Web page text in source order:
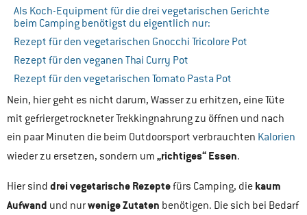
Als Koch-Equipment für die drei vegetarischen Gerichte
beim Camping benötigst du eigentlich nur:
Rezept für den vegetarischen Gnocchi Tricolore Pot
Rezept für den veganen Thai Curry Pot
Rezept für den vegetarischen Tomato Pasta Pot
Nein, hier geht es nicht darum, Wasser zu erhitzen, eine Tüte
mit gefriergetrockneter Trekkingnahrung zu öffnen und nach
ein paar Minuten die beim Outdoorsport verbrauchten Kalorien
wieder zu ersetzen, sondern um „richtiges“ Essen.
Hier sind drei vegetarische Rezeptefürs Camping, die kaum
Aufwand und nurwenige Zutaten benötigen. Die sich bei Bedarf